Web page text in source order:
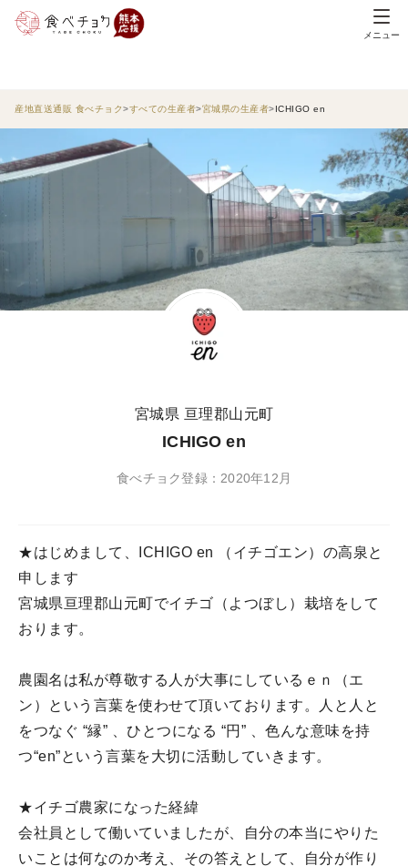
メニュー
産地直送通販 食べチョク すべての生産者 宮城県の生産者 ICHIGO en
宮城県 亘理郡山元町
ICHIGO en
食べチョク登録：2020年12月
★はじめまして、ICHIGO en （イチゴエン）の高泉と
申します
宮城県亘理郡山元町でイチゴ（よつぼし）栽培をして
おります。
農園名は私が尊敬する人が大事にしているｅｎ（エ
ン）という言葉を使わせて頂いております。人と人と
をつなぐ “縁” 、ひとつになる “円” 、色んな意味を持
つ“en”という言葉を大切に活動していきます。
★イチゴ農家になった経緯
会社員として働いていましたが、自分の本当にやりた
いことは何なのか考え、その答えとして、自分が作り